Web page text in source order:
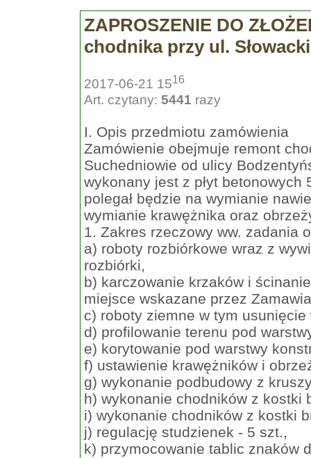
ZAPROSZENIE DO
chodnika przy ul.
2017-06-21 1516
Art. czytany: 5441 razy
I. Opis przedmiotu zamówienia
Zamówienie obejmuje remont
Suchedniowie od ulicy
wykonany jest z płyt
polegał będzie na wymianie
wymianie krawężnika oraz
1. Zakres rzeczowy ww. zadania
a) roboty rozbiórkowe wraz z
rozbiórki,
b) karczowanie krzaków i
miejsce wskazane przez
c) roboty ziemne w tym
d) profilowanie terenu pod
e) korytowanie pod warstwy
f) ustawienie krawężników i
g) wykonanie podbudowy z
h) wykonanie chodników z kostki
i) wykonanie chodników z kostki
j) regulację studzienek - 5 szt.,
k) przymocowanie tablic znaków